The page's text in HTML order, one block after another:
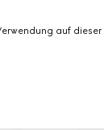
auf dieser